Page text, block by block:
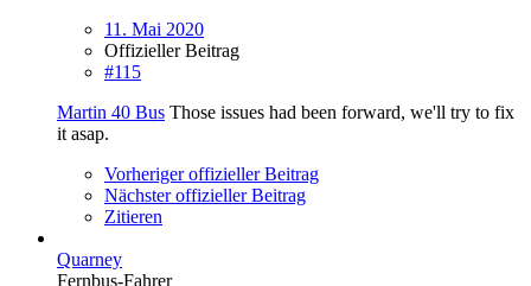
11. Mai 2020
Offizieller Beitrag
#115
Martin 40 Bus Those issues had been forward, we'll try to fix
it asap.
Vorheriger offizieller Beitrag
Nächster offizieller Beitrag
Zitieren
Quarney
Fernbus-Fahrer